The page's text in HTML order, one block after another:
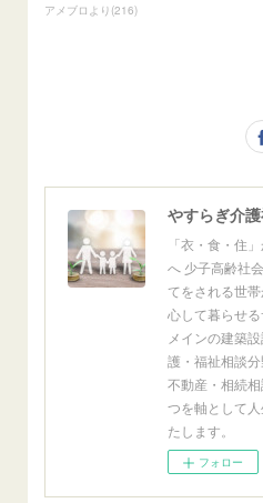
アメブロより (216)
やすらぎ介
「衣・食・住
へ 少子高齢社
てをされる世
心して暮らせる
メインの建築
護・福祉相談分
不動産・相続
つを軸として
たします。
フォロー